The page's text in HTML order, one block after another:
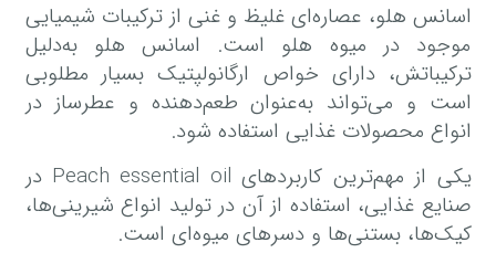
اسانس هلو، عصاره‌ای غلیظ و غنی از ترکیبات شیمیایی
موجود در میوه هلو است. اسانس هلو به‌دلیل
ترکیباتش، دارای خواص ارگانولپتیک بسیار مطلوبی
است و می‌تواند به‌عنوان طعم‌دهنده و عطرساز در
انواع محصولات غذایی استفاده شود.
یکی از مهم‌ترین کاربردهای Peach essential oil در
صنایع غذایی، استفاده از آن در تولید انواع شیرینی‌ها،
کیک‌ها، بستنی‌ها و دسرهای میوه‌ای است.